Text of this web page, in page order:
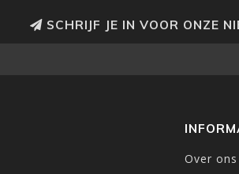
SCHRIJF JE IN VOOR ONZE
Over ons